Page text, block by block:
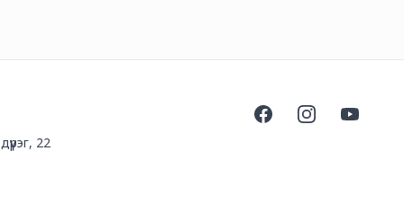
22
FacebookInstagramYouTube